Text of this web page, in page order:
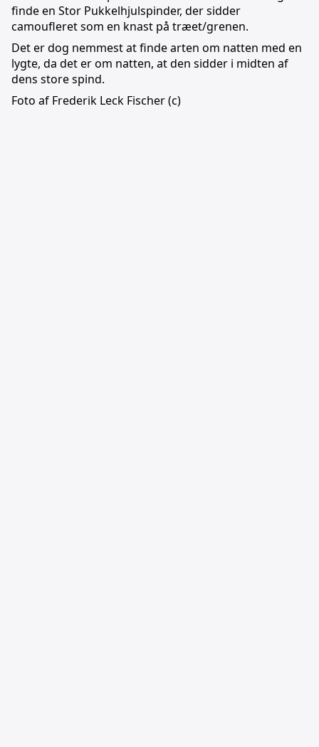
finde en Stor Pukkelhjulspinder, der sidder
camoufleret som en knast på træet/grenen.
Det er dog nemmest at finde arten om natten med en
lygte, da det er om natten, at den sidder i midten af
dens store spind.
Foto af Frederik Leck Fischer (c)